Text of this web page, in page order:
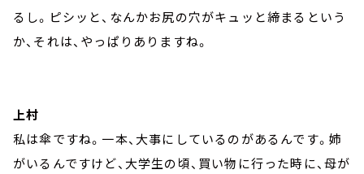
るし。ピシッと、なんかお尻の穴がキュッと締まるという
か、それは、やっぱりありますね。
上村
私は傘ですね。一本、大事にしているのがあるんです。姉
がいるんですけど、大学生の頃、買い物に行った時に、母が